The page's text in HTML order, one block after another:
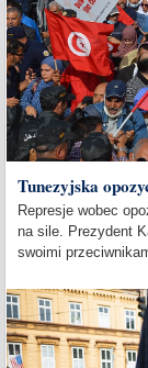
Tunezyjska
Represje wobec
na sile. Prezydent
swoimi